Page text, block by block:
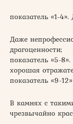
показатель «1-
Даже
драгоценности;
показатель «5-
хорошая
показатель «9-12»
В камнях с
чрезвычайно